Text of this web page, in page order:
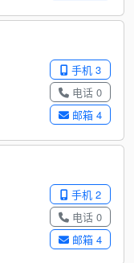
手机 3
电话 0
邮箱 4
手机 2
电话 0
邮箱 4